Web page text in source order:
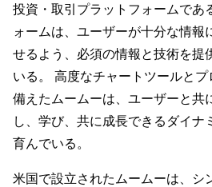
投資・取引プラットフォームであ
ォームは、ユーザーが十分な情報
せるよう、必須の情報と技術を提
いる。 高度なチャートツールと
備えたムームーは、ユーザーと共
し、学び、共に成長できるダイナ
育んでいる。
米国で設立されたムームーは、シ